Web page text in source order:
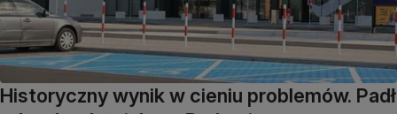
Historyczny wynik w cieniu problemów. Padł